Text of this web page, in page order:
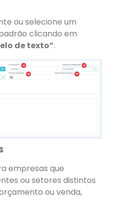
ou selecione um
clicando em
de texto”.
empresas que
ou setores distintos
ou venda,